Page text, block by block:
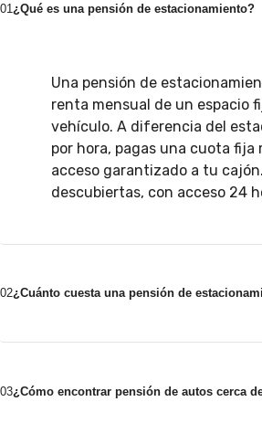
01 ¿Qué es una pensión de estacionamiento?
Una pensión de
renta mensual de un espacio
vehículo. A diferencia del
por hora, pagas una cuota fija
acceso garantizado a tu
descubiertas, con acceso 24
02¿Cuánto cuesta una pensión de
03¿Cómo encontrar pensión de autos cerca